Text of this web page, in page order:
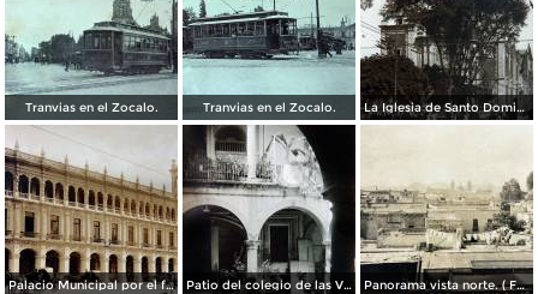
Tranvias en el Zocalo. Tranvias en el Zocalo. La Iglesia de Santo Domingo.
Palacio Municipal por el fotografo Hugo Brehme.. Patio del colegio de las Vizcainas por el fotografo Hugo Brehme. Panorama vista norte. ( Fechada el 20 de Junio de 1905 ).